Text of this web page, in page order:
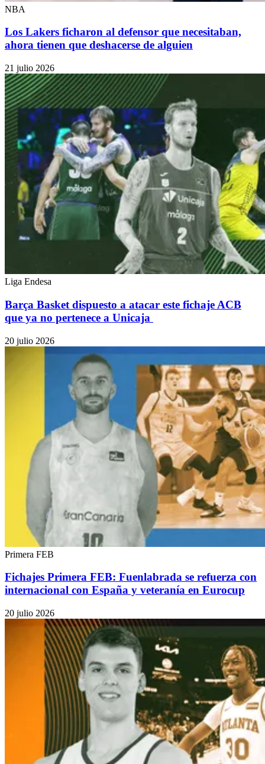
NBA
Los Lakers ficharon al defensor que necesitaban,
ahora tienen que deshacerse de alguien
21 julio 2026
Liga Endesa
Barça Basket dispuesto a atacar este fichaje ACB
que ya no pertenece a Unicaja
20 julio 2026
Primera FEB
Fichajes Primera FEB: Fuenlabrada se refuerza con
internacional con España y veteranía en Eurocup
20 julio 2026